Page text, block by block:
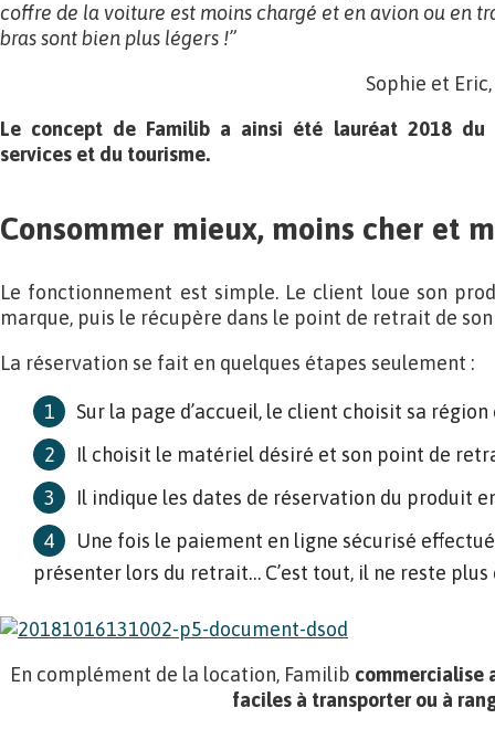
coffre de la voiture est moins chargé et en avion ou en
bras sont bien plus légers !”
Sophie et
Le concept de Familib a ainsi été lauréat 2018 du
services et du tourisme.
Consommer mieux, moins cher et
Le fonctionnement est simple. Le client loue son
marque, puis le récupère dans le point de retrait de
La réservation se fait en quelques étapes seulement :
Sur la page d’accueil, le client choisit sa
Il choisit le matériel désiré et son point de
Il indique les dates de réservation du produit
Une fois le paiement en ligne sécurisé
présenter lors du retrait… C’est tout, il ne reste plus
En complément de la location, Familib commercialise
faciles à transporter ou à